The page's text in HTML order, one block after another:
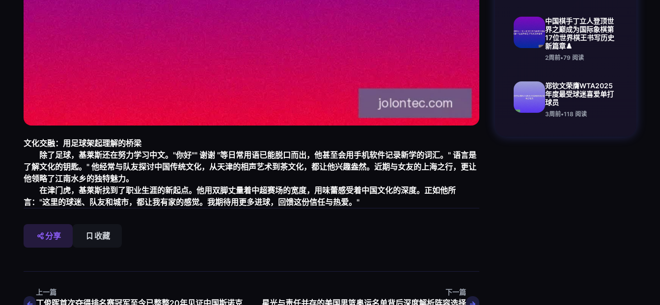
文化交融：用足球架起理解的桥梁
除了足球，基莱斯还在努力学习中文。"你好"" 谢谢 "等日常用语已能脱口而出，他甚至会用手机软件记录新学的词汇。" 语言是
了解文化的钥匙。" 他经常与队友探讨中国传统文化，从天津的相声艺术到茶文化，都让他兴趣盎然。近期与女友的上海之行，更让
他领略了江南水乡的独特魅力。
在津门虎，基莱斯找到了职业生涯的新起点。他用双脚丈量着中超赛场的宽度，用味蕾感受着中国文化的深度。正如他所
言："这里的球迷、队友和城市，都让我有家的感觉。我期待用更多进球，回馈这份信任与热爱。"
分享 收藏
上一篇 下一篇
中国棋手丁立人登顶世
界之巅成为国际象棋第
17位世界棋王书写历史
新篇章♟️
2周前•79 阅读
郑钦文荣膺WTA2025
年度最受球迷喜爱单打
球员
3周前•118 阅读